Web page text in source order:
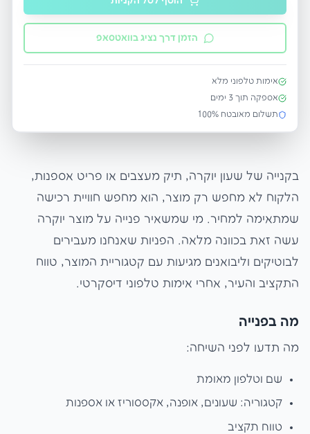
הזמן דרך נציג בוואטסאפ
אימות טלפוני מלא
אספקה תוך 3 ימים
תשלום מאובטח 100%
בקנייה של שעון יוקרה, תיק מעצבים או פריט אספנות,
הלקוח לא מחפש רק מוצר, הוא מחפש חוויית רכישה
שמתאימה למחיר. מי שמשאיר פנייה על מוצר יוקרה
עשה זאת בכוונה מלאה. הפניות שאנחנו מעבירים
לבוטיקים וליבואנים מגיעות עם קטגוריית המוצר, טווח
התקציב והעיר, אחרי אימות טלפוני דיסקרטי.
מה בפנייה
מה תדעו לפני השיחה:
שם וטלפון מאומת
קטגוריה: שעונים, אופנה, אקססוריז או אספנות
טווח תקציב